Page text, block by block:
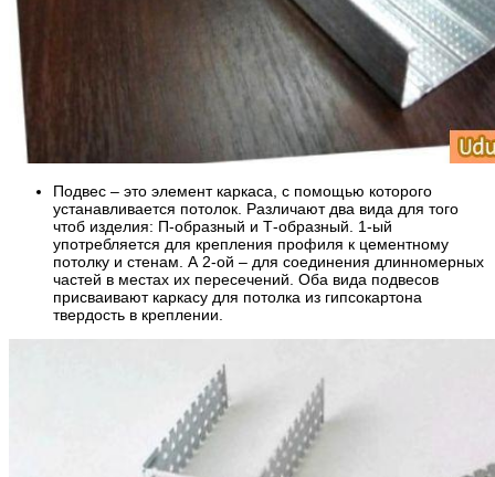
Подвес – это элемент каркаса, с помощью которого
устанавливается потолок. Различают два вида для того
чтоб изделия: П-образный и Т-образный. 1-ый
употребляется для крепления профиля к цементному
потолку и стенам. А 2-ой – для соединения длинномерных
частей в местах их пересечений. Оба вида подвесов
присваивают каркасу для потолка из гипсокартона
твердость в креплении.